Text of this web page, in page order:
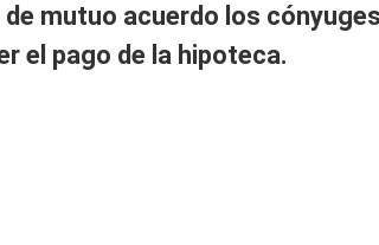
mutuo acuerdo los
el pago de la hipoteca.